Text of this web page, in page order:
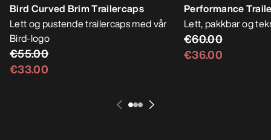
Bird Curved Brim Trailercaps
Lett og pustende trailercaps med vår
Bird-logo
€55.00
€33.00
Performance
Lett, pakkbar og
€60.00
€36.00